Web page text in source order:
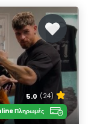
5.0 (24)
Πληρωμές